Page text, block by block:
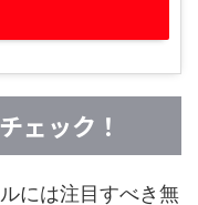
ェック！
には注目すべき無